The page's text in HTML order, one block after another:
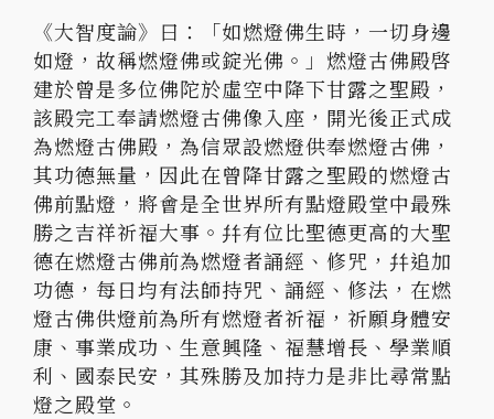
《大智度論》曰：「如燃燈佛生時，一切身邊
如燈，故稱燃燈佛或錠光佛。」燃燈古佛殿啓
建於曾是多位佛陀於虛空中降下甘露之聖殿，
該殿完工奉請燃燈古佛像入座，開光後正式成
為燃燈古佛殿，為信眾設燃燈供奉燃燈古佛，
其功德無量，因此在曾降甘露之聖殿的燃燈古
佛前點燈，將會是全世界所有點燈殿堂中最殊
勝之吉祥祈福大事。幷有位比聖德更高的大聖
德在燃燈古佛前為燃燈者誦經、修咒，幷追加
功德，每日均有法師持咒、誦經、修法，在燃
燈古佛供燈前為所有燃燈者祈福，祈願身體安
康、事業成功、生意興隆、福慧增長、學業順
利、國泰民安，其殊勝及加持力是非比尋常點
燈之殿堂。